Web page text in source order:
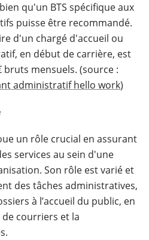
qu'un BTS spécifique aux
puisse être recommandé.
d'un chargé d'accueil ou
en début de carrière, est
bruts mensuels. (source :
administratif hello work)
un rôle crucial en assurant
services au sein d'une
Son rôle est varié et
des tâches administratives,
à l’accueil du public, en
courriers et la